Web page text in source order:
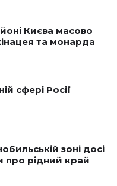
Києва масово
та монарда
сфері Росії
зоні досі
про рідний край